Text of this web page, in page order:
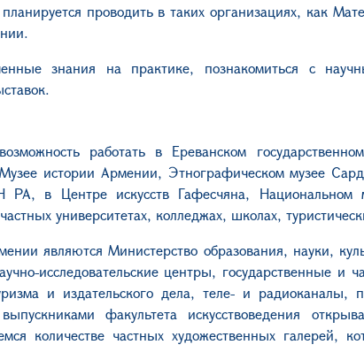
проводить в таких организациях, как
знания на практике, познакомиться с
работать в Ереванском государственном
истории Армении, Этнографическом музее
РА, в Центре искусств Гафесчяна, Национальном
университетах, колледжах, школах,
являются Министерство образования, науки,
исследовательские центры, государственные и
и издательского дела, теле- и радиоканалы,
факультета искусствоведения
количестве частных художественных галерей,